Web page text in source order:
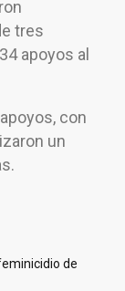
tres
apoyos al
con
un
de